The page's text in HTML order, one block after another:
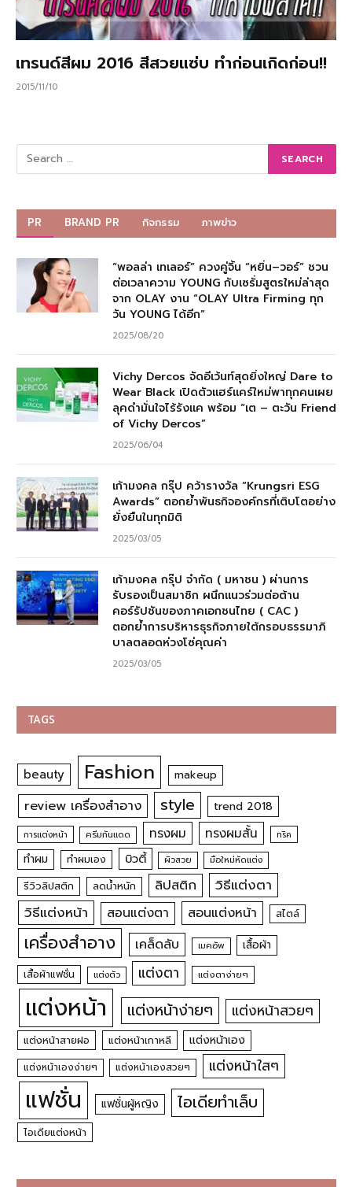
เทรนด์สีผม 2016 สีสวยแซ่บ ทำก่อนเกิดก่อน!!
2015/11/10
PR BRAND PR กิจกรรม ภาพข่าว
“พอลล่า เทเลอร์” ควงคู่จิ้น “หยิ่น–วอร์” ชวน
ต่อเวลาความ YOUNG กับเซรั่มสูตรใหม่ล่าสุด
จาก OLAY งาน “OLAY Ultra Firming ทุก
วัน YOUNG ได้อีก”
2025/08/20
Vichy Dercos จัดอีเว้นท์สุดยิ่งใหญ่ Dare to
Wear Black เปิดตัวแฮร์แคร์ใหม่พาทุกคนเผย
ลุคดำมั่นใจไร้รังแค พร้อม “เต – ตะวัน Friend
of Vichy Dercos”
2025/06/04
เก้ามงคล กรุ๊ป คว้ารางวัล “Krungsri ESG
Awards” ตอกย้ำพันธกิจองค์กรที่เติบโตอย่าง
ยั่งยืนในทุกมิติ
2025/03/05
เก้ามงคล กรุ๊ป จำกัด ( มหาชน ) ผ่านการ
รับรองเป็นสมาชิก ผนึกแนวร่วมต่อต้าน
คอร์รัปชันของภาคเอกชนไทย ( CAC )
ตอกย้ำการบริหารธุรกิจภายใต้กรอบธรรมาภิ
บาลตลอดห่วงโซ่คุณค่า
2025/03/05
TAGS
beauty Fashion makeup
review เครื่องสำอาง style trend 2018
การแต่งหน้า ครีมกันแดด ทรงผม ทรงผมสั้น ทริค
ทำผม ทำผมเอง บิวตี้ ผิวสวย มือใหม่หัดแต่ง
รีวิวลิปสติก ลดน้ำหนัก ลิปสติก
วิธีแต่งตา
วิธีแต่งหน้า
สอนแต่งตา สอนแต่งหน้า สไตล์
เครื่องสำอาง เคล็ดลับ เมคอัพ เสื้อผ้า
เสื้อผ้าแฟชั่น แต่งตัว แต่งตา แต่งตาง่ายๆ
แต่งหน้า แต่งหน้าง่ายๆ แต่งหน้าสวยๆ
แต่งหน้าสายฝอ แต่งหน้าเกาหลี แต่งหน้าเอง
แต่งหน้าเองง่ายๆ แต่งหน้าเองสวยๆ แต่งหน้าใสๆ
แฟชั่น แฟชั่นผู้หญิง ไอเดียทำเล็บ
ไอเดียแต่งหน้า